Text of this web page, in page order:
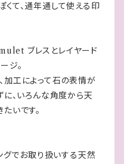
て、通年通して使える印
ブレスとレイヤード
ジ。
加工によって石の表情が
に、いろんな角度から天
いです。
グでお取り扱いする天然